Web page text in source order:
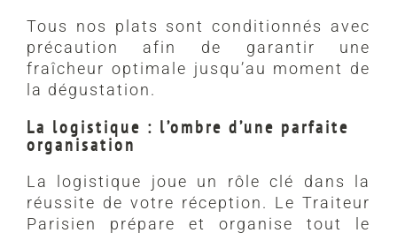
Tous nos plats sont conditionnés avec
précaution afin de garantir une
fraîcheur optimale jusqu’au moment de
la dégustation.
La logistique : l’ombre d’une parfaite
organisation
La logistique joue un rôle clé dans la
réussite de votre réception. Le Traiteur
Parisien prépare et organise tout le